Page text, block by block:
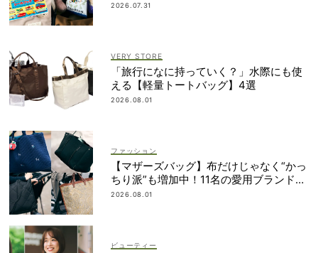
2026.07.31
VERY STORE
「旅行になに持っていく？」水際にも使
える【軽量トートバッグ】4選
2026.08.01
ファッション
【マザーズバッグ】布だけじゃなく“かっ
ちり派”も増加中！11名の愛用ブランド
は？
2026.08.01
ビューティー